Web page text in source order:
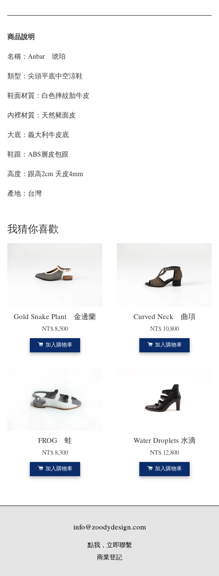
商品說明
名稱：Anbar 琥珀
類型： 尖頭平底中空涼鞋
鞋面材質： 白色摔紋胎牛皮
內裡材質：天然豬面皮
大底：義大利牛皮底
鞋跟：ABS層皮包跟
高度： 跟高2cm 天皮4mm
產地：台灣
我猜你喜歡
Gold Snake Plant 金邊蘭
NT$ 8,500
加入購物車
Curved Neck 曲項
NT$ 10,800
加入購物車
FROG 蛙
NT$ 8,300
加入購物車
Water Droplets 水滴
NT$ 12,800
加入購物車
info@zoodydesign.com
點我，立即聯繫
商業登記